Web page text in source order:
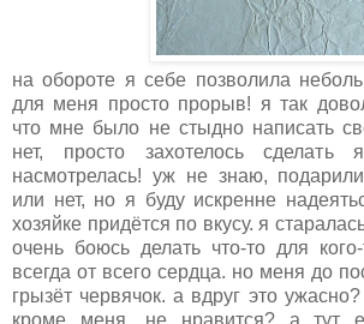
на обороте я себе позволила
для меня просто прорыв! я так
что мне было не стыдно написать
нет, просто захотелось сделать
насмотрелась! уж не знаю,
или нет, но я буду искренне
хозяйке придётся по вкусу. я
очень боюсь делать что-то для
всегда от всего сердца. но меня до
грызёт червячок. а вдруг это
кроме меня, не нравится? а тут